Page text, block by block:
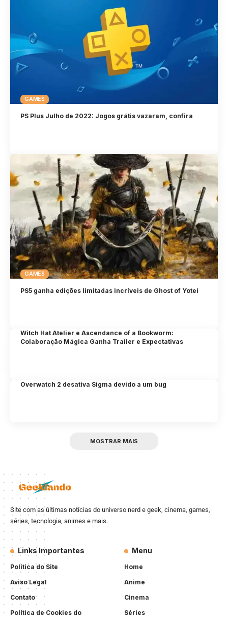
GAMES
PS Plus Julho de 2022: Jogos grátis vazaram, confira
GAMES
PS5 ganha edições limitadas incríveis de Ghost of Yotei
Witch Hat Atelier e Ascendance of a Bookworm:
Colaboração Mágica Ganha Trailer e Expectativas
Overwatch 2 desativa Sigma devido a um bug
MOSTRAR MAIS
Site com as últimas notícias do universo nerd e geek, cinema, games,
séries, tecnologia, animes e mais.
Links Importantes
Politica do Site
Aviso Legal
Contato
Política de Cookies do
Menu
Home
Anime
Cinema
Séries